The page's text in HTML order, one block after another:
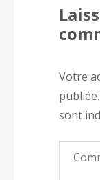
Votre
publiée.
sont